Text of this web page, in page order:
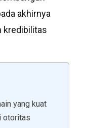
akhirnya
kredibilitas
yang kuat
otoritas